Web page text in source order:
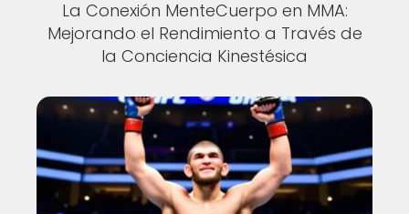
La Conexión MenteCuerpo en MMA:
Mejorando el Rendimiento a Través de
la Conciencia Kinestésica